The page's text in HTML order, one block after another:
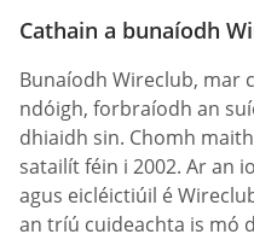
Cathain a bunaíodh
Bunaíodh Wireclub, mar
ndóigh, forbraíodh an
dhiaidh sin. Chomh
satailít féin i 2002. Ar an
agus eicléictiúil é
an tríú cuideachta is mó